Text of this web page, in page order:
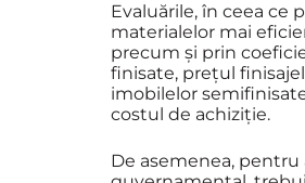
Evaluările, în ceea
materialelor mai
precum și prin
finisate, prețul
imobilelor
costul de achiziție.
De asemenea,